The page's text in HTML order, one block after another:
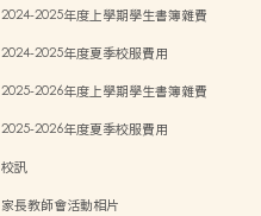
2024-2025年度上學期學生書簿雜費
2024-2025年度夏季校服費用
2025-2026年度上學期學生書簿雜費
2025-2026年度夏季校服費用
校訊
家長教師會活動相片